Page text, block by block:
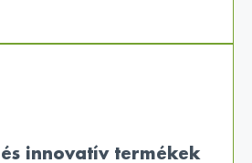
innovatív termékek